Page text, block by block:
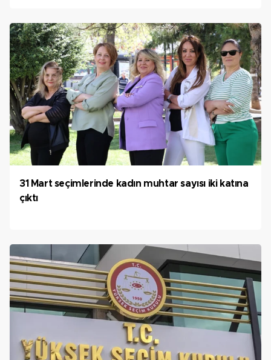
31 Mart seçimlerinde kadın muhtar sayısı iki katına
çıktı